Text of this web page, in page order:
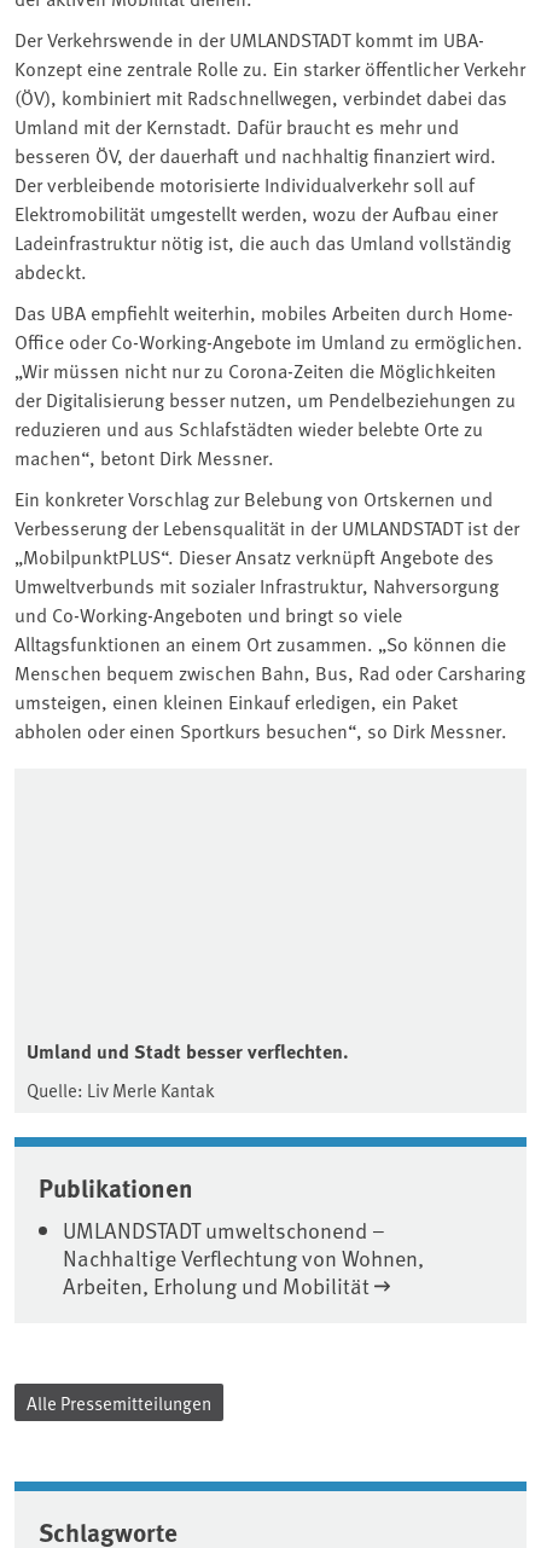
Der Verkehrswende in der UMLANDSTADT kommt im UBA-
Konzept eine zentrale Rolle zu. Ein starker öffentlicher Verkehr
(ÖV), kombiniert mit Radschnellwegen, verbindet dabei das
Umland mit der Kernstadt. Dafür braucht es mehr und
besseren ÖV, der dauerhaft und nachhaltig finanziert wird.
Der verbleibende motorisierte Individualverkehr soll auf
Elektromobilität umgestellt werden, wozu der Aufbau einer
Ladeinfrastruktur nötig ist, die auch das Umland vollständig
abdeckt.
Das UBA empfiehlt weiterhin, mobiles Arbeiten durch Home-
Office oder Co-Working-Angebote im Umland zu ermöglichen.
„Wir müssen nicht nur zu Corona-Zeiten die Möglichkeiten
der Digitalisierung besser nutzen, um Pendelbeziehungen zu
reduzieren und aus Schlafstädten wieder belebte Orte zu
machen“, betont Dirk Messner.
Ein konkreter Vorschlag zur Belebung von Ortskernen und
Verbesserung der Lebensqualität in der UMLANDSTADT ist der
„MobilpunktPLUS“. Dieser Ansatz verknüpft Angebote des
Umweltverbunds mit sozialer Infrastruktur, Nahversorgung
und Co-Working-Angeboten und bringt so viele
Alltagsfunktionen an einem Ort zusammen. „So können die
Menschen bequem zwischen Bahn, Bus, Rad oder Carsharing
umsteigen, einen kleinen Einkauf erledigen, ein Paket
abholen oder einen Sportkurs besuchen“, so Dirk Messner.
Umland und Stadt besser verflechten.
Quelle: Liv Merle Kantak
Publikationen
UMLANDSTADT umweltschonend –
Nachhaltige Verflechtung von Wohnen,
Arbeiten, Erholung und Mobilität
Alle Pressemitteilungen
Schlagworte